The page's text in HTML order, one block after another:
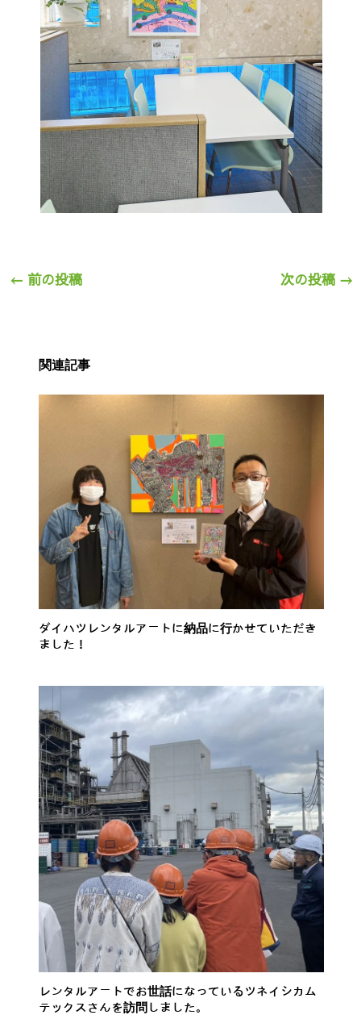
← 前の投稿 次の投稿 →
関連記事
ダイハツレンタルアートに納品に行かせていただき
ました！
レンタルアートでお世話になっているツネイシカム
テックスさんを訪問しました。